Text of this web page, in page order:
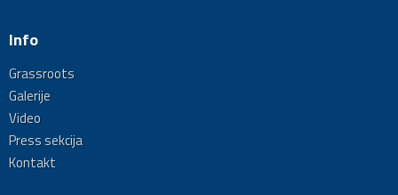
Info
Grassroots
Galerije
Video
Press sekcija
Kontakt